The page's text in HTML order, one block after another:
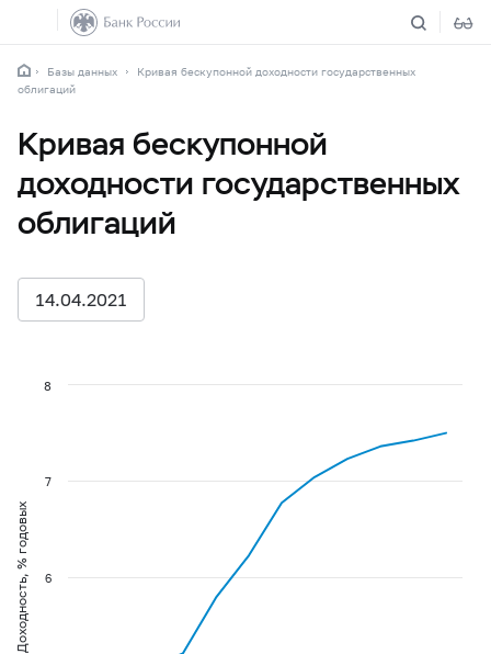
Базы данных
Кривая бескупонной доходности государственных
облигаций
Кривая бескупонной
доходности государственных
облигаций
14.04.2021
Доходность, % годовых 6
7
8